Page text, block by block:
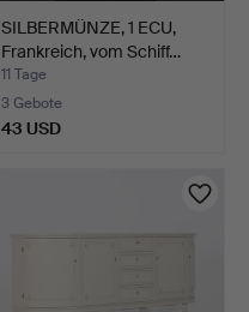
SILBERMÜNZE, 1 ECU,
Frankreich, vom Schiff…
11 Tage
3 Gebote
43 USD